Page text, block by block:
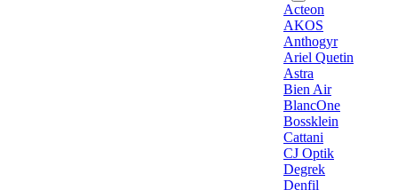
Acteon
AKOS
Anthogyr
Ariel Quetin
Astra
Bien Air
BlancOne
Bossklein
Cattani
CJ Optik
Degrek
Denfil